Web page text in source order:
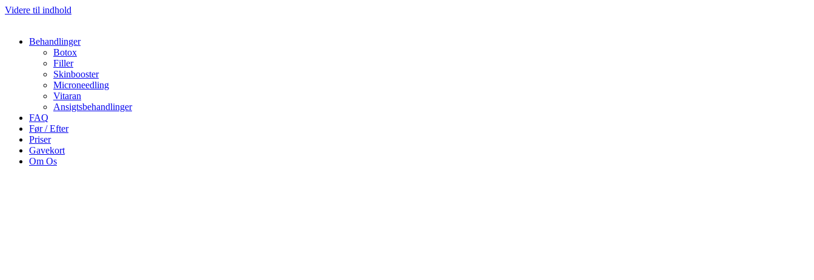
Videre til indhold
Behandlinger
Botox
Filler
Skinbooster
Microneedling
Vitaran
Ansigtsbehandlinger
FAQ
Før / Efter
Priser
Gavekort
Om Os